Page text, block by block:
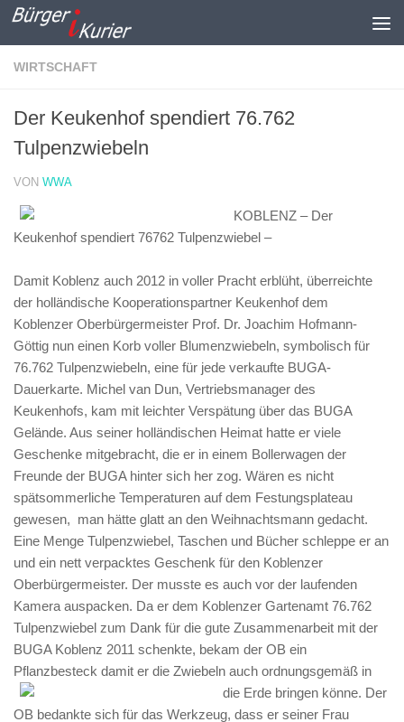
Zum Inhalt springen
WIRTSCHAFT
Der Keukenhof spendiert 76.762
Tulpenzwiebeln
VON WWA
KOBLENZ – Der
Keukenhof spendiert 76762 Tulpenzwiebel –
Damit Koblenz auch 2012 in voller Pracht erblüht, überreichte
der holländische Kooperationspartner Keukenhof dem
Koblenzer Oberbürgermeister Prof. Dr. Joachim Hofmann-
Göttig nun einen Korb voller Blumenzwiebeln, symbolisch für
76.762 Tulpenzwiebeln, eine für jede verkaufte BUGA-
Dauerkarte. Michel van Dun, Vertriebsmanager des
Keukenhofs, kam mit leichter Verspätung über das BUGA
Gelände. Aus seiner holländischen Heimat hatte er viele
Geschenke mitgebracht, die er in einem Bollerwagen der
Freunde der BUGA hinter sich her zog. Wären es nicht
spätsommerliche Temperaturen auf dem Festungsplateau
gewesen, man hätte glatt an den Weihnachtsmann gedacht.
Eine Menge Tulpenzwiebel, Taschen und Bücher schleppe er an
und ein nett verpacktes Geschenk für den Koblenzer
Oberbürgermeister. Der musste es auch vor der laufenden
Kamera auspacken. Da er dem Koblenzer Gartenamt 76.762
Tulpenzwiebel zum Dank für die gute Zusammenarbeit mit der
BUGA Koblenz 2011 schenkte, bekam der OB ein
Pflanzbesteck damit er die Zwiebeln auch ordnungsgemäß in
die Erde bringen könne. Der
OB bedankte sich für das Werkzeug, dass er seiner Frau